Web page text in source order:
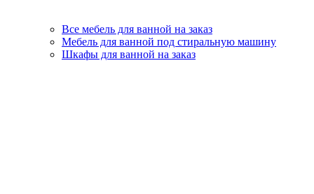
Все мебель для ванной на заказ
Мебель для ванной под стиральную машину
Шкафы для ванной на заказ